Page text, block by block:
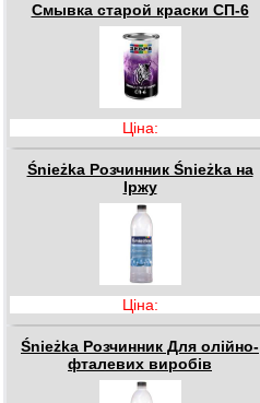
Смывка старой краски СП-6
Ціна:
Śnieżka Розчинник Śnieżka на
Іржу
Ціна:
Śnieżka Розчинник Для олійно-
фталевих виробів